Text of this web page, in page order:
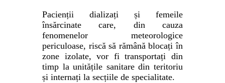
Pacienții dializați și femeile
însărcinate care, din cauza
fenomenelor meteorologice
periculoase, riscă să rămână blocați în
zone izolate, vor fi transportați din
timp la unitățile sanitare din teritoriu
și internați la secțiile de specialitate.